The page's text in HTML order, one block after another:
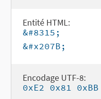
Entité HTML:
&#8315;
&#x207B;
Encodage UTF-8:
0xE2 0x81 0xBB